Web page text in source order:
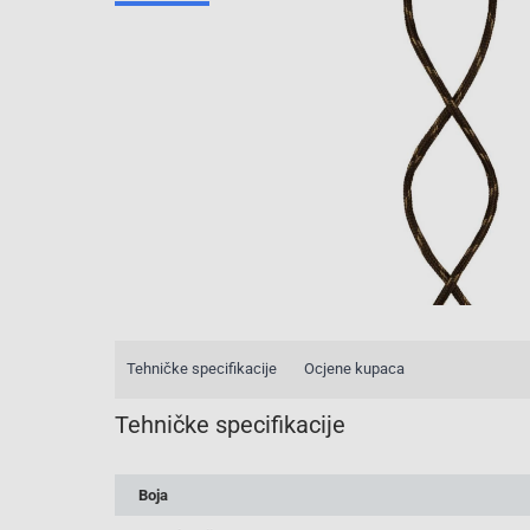
Tehničke specifikacije Ocjene kupaca
Tehničke specifikacije
Boja